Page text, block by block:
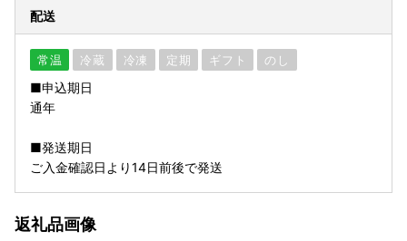
配送
常温 冷蔵 冷凍 定期 ギフト のし
■申込期日
通年
■発送期日
ご入金確認日より14日前後で発送
返礼品画像